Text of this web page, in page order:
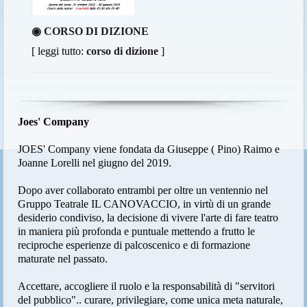
◉ CORSO DI DIZIONE
[ leggi tutto:corso di dizione ]
Joes' Company
JOES' Company viene fondata da Giuseppe ( Pino) Raimo e
Joanne Lorelli nel giugno del 2019.
Dopo aver collaborato entrambi per oltre un ventennio nel
Gruppo Teatrale IL CANOVACCIO, in virtù di un grande
desiderio condiviso, la decisione di vivere l'arte di fare teatro
in maniera più profonda e puntuale mettendo a frutto le
reciproche esperienze di palcoscenico e di formazione
maturate nel passato.
Accettare, accogliere il ruolo e la responsabilità di "servitori
del pubblico".. curare, privilegiare, come unica meta naturale,